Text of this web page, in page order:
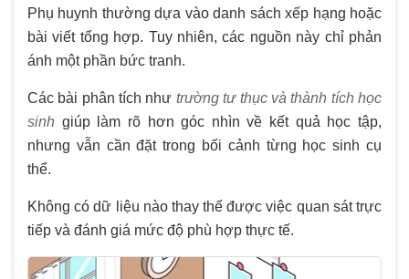
Phụ huynh thường dựa vào danh sách xếp hạng hoặc
bài viết tổng hợp. Tuy nhiên, các nguồn này chỉ phản
ánh một phần bức tranh.
Các bài phân tích như trường tư thục và thành tích học
sinh giúp làm rõ hơn góc nhìn về kết quả học tập,
nhưng vẫn cần đặt trong bối cảnh từng học sinh cụ
thể.
Không có dữ liệu nào thay thế được việc quan sát trực
tiếp và đánh giá mức độ phù hợp thực tế.